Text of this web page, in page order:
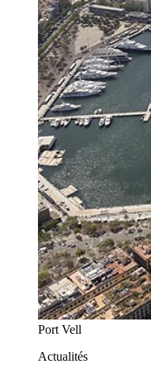
Port Vell
Actualités